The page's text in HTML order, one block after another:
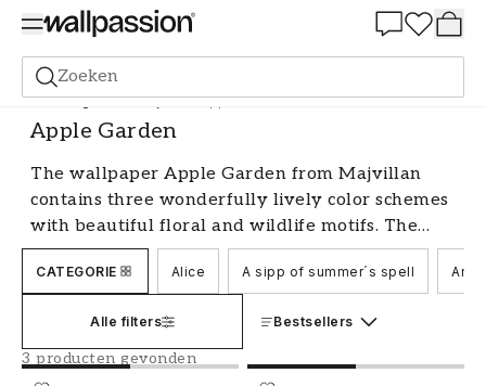
Zoeken
Behang Merk Majvillan Apple Garden
Apple Garden
The wallpaper Apple Garden from Majvillan
contains three wonderfully lively color schemes
with beautiful floral and wildlife motifs. The
wallpaper is designed by Charlotta Sandberg
and is ideal for any room in the house. A very
CATEGORIE Alice A sipp of summer´s spell
Alle filters Bestsellers
3 producten gevonden